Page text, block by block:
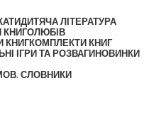
ДИТЯЧА ЛІТЕРАТУРА
КНИГОЛЮБІВ
КНИГКОМПЛЕКТИ КНИГ
ІГРИ ТА РОЗВАГИНОВИНКИ
СЛОВНИКИ